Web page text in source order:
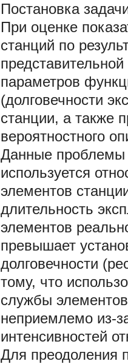
Постановка
При оценке
станций по
параметров
(долговечности
станции, а также
вероятностного
Данные проблемы
используется
элементов
длительность
элементов
превышает
долговечности
тому, что
службы
неприемлемо из-
интенсивностей
Для преодоления